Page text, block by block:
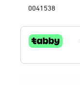
0041538